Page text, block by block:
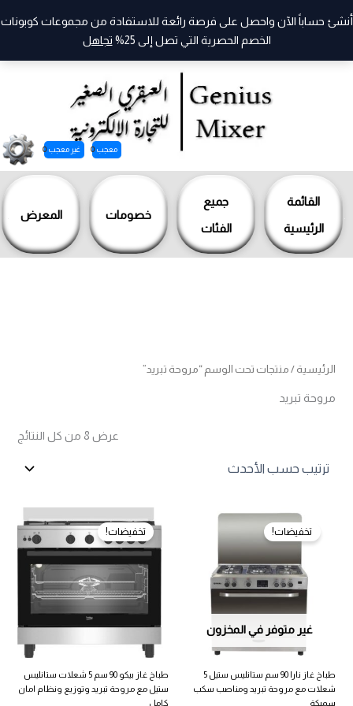
القائمة
الرئيسية
جميع
الفئات
خصومات المعرض
معجب 0 غير معجب 0
أنشئ حساباً الآن واحصل على فرصة رائعة للاستفادة من مجموعات كوبونات
الخصم الحصرية التي تصل إلى 25%
تجاهل
تخطي
الرئيسية / منتجات تحت الوسم “مروحة تبريد”
مروحة تبريد
عرض ⁦8⁩ من كل النتائج
غير متوفر في المخزون
تخفيضات!
طباخ غاز نارا 90 سم ستانليس ستيل 5
شعلات مع مروحة تبريد ومناصب سكب
سميكة
تخفيضات!
طباخ غاز بيكو 90 سم 5 شعلات ستانليس
ستيل مع مروحة تبريد وتوزيع ونظام امان
كامل